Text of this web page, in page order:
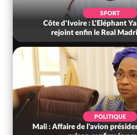
SPORT
Côte d'Ivoire : L'Eléphant
rejoint enfin le Real
POLITIQUE
Mali : Affaire de l'avion